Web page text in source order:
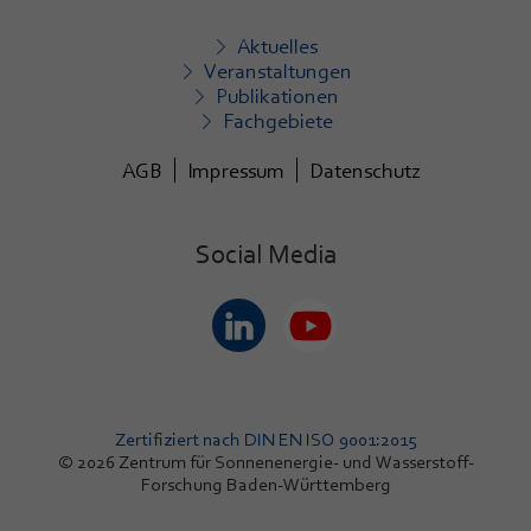
Aktuelles
Veranstaltungen
Publikationen
Fachgebiete
AGB
Impressum Datenschutz
Social Media
Zertifiziert nach DIN EN ISO 9001:2015
© 2026 Zentrum für Sonnenenergie- und Wasserstoff-
Forschung Baden-Württemberg